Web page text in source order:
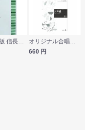
カワイ出版 信長貴富：混声合唱曲集「トンボとそら」
オリジナル合唱ピース 女声編50 エレジア かごめ哀歌 教育芸術社
660 円